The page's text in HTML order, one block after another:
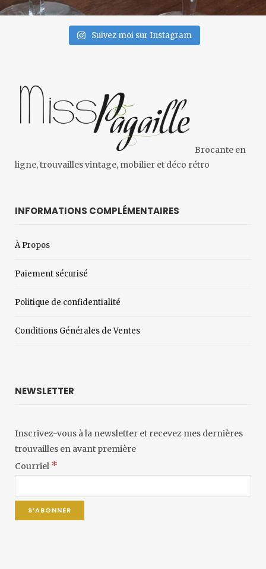
Suivez moi sur Instagram
Brocante en
ligne, trouvailles vintage, mobilier et déco rétro
INFORMATIONS COMPLÉMENTAIRES
À Propos
Paiement sécurisé
Politique de confidentialité
Conditions Générales de Ventes
NEWSLETTER
Inscrivez-vous à la newsletter et recevez mes dernières
trouvailles en avant première
Courriel *